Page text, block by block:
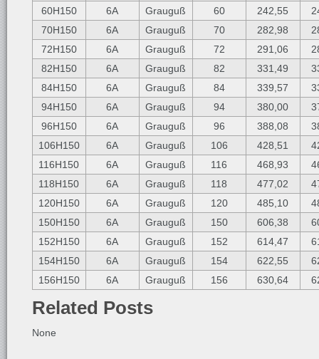
60H150
6A Grauguß 60 242,55
70H150
6A Grauguß 70 282,98
72H150
6A Grauguß 72 291,06
82H150
6A Grauguß 82 331,49
84H150
6A Grauguß 84 339,57
94H150
6A Grauguß 94 380,00
96H150
6A Grauguß 96 388,08
106H150
6A Grauguß 106 428,51
116H150
6A Grauguß 116 468,93
118H150
6A Grauguß 118 477,02
120H150
6A Grauguß 120 485,10
150H150
6A Grauguß 150 606,38
152H150
6A Grauguß 152 614,47
154H150
6A Grauguß 154 622,55
156H150
6A Grauguß 156 630,64
Related Posts
None